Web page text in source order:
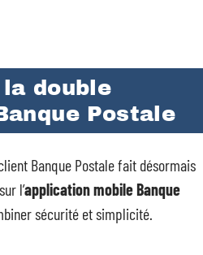
double
Postale
Banque Postale fait désormais
l’application mobile Banque
sécurité et simplicité.